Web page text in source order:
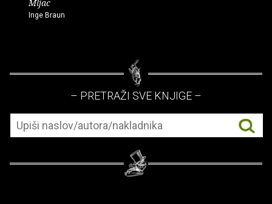
Mljac
Inge Braun
– PRETRAŽI SVE KNJIGE –